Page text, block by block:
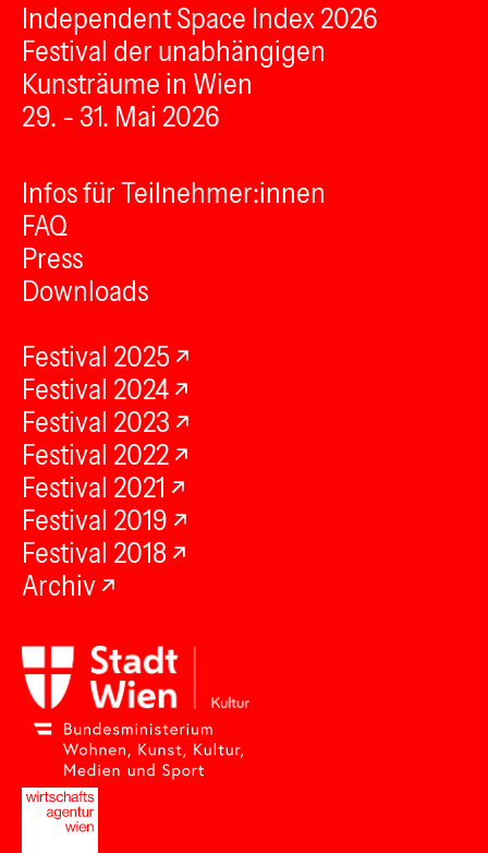
Independent Space Index 2026
Festival der unabhängigen
Kunsträume in Wien
29. - 31. Mai 2026
Infos für Teilnehmer:innen
FAQ
Press
Downloads
Festival 2025
Festival 2024
Festival 2023
Festival 2022
Festival 2021
Festival 2019
Festival 2018
Archiv